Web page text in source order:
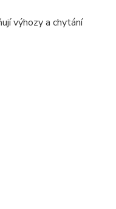
výhozy a chytání